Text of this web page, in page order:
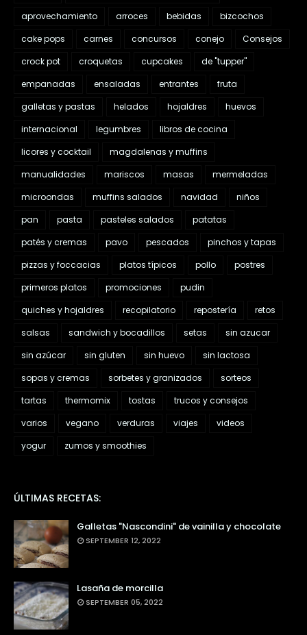
aprovechamiento
arroces bebidas
bizcochos
cake pops
carnes concursos conejo
Consejos
crock pot
croquetas cupcakes
de "tupper"
empanadas
ensaladas entrantes
fruta
galletas y pastas
helados hojaldres
huevos
internacional
legumbres
libros de cocina
licores y cocktail
magdalenas y muffins
manualidades
mariscos masas
mermeladas
microondas
muffins salados navidad
niños
pan
pasta pasteles salados
patatas
patés y cremas
pavo pescados
pinchos y tapas
pizzas y foccacias
platos típicos pollo
postres
primeros platos
promociones
pudin
quiches y hojaldres
recopilatorio repostería
retos
salsas
sandwich y bocadillos setas
sin azucar
sin azúcar
sin gluten sin huevo
sin lactosa
sopas y cremas
sorbetes y granizados
sorteos
tartas
thermomix tostas
trucos y consejos
varios
vegano verduras viajes
videos
yogur
zumos y smoothies
ÚLTIMAS RECETAS:
Galletas "Nascondini" de vainilla y chocolate
SEPTEMBER 12, 2022
Lasaña de morcilla
SEPTEMBER 05, 2022